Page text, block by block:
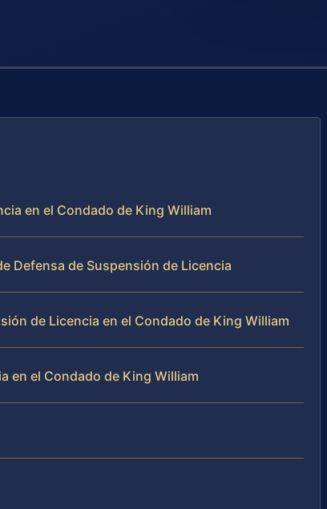
en el Condado de King William
Defensa de Suspensión de Licencia
de Licencia en el Condado de King William
en el Condado de King William